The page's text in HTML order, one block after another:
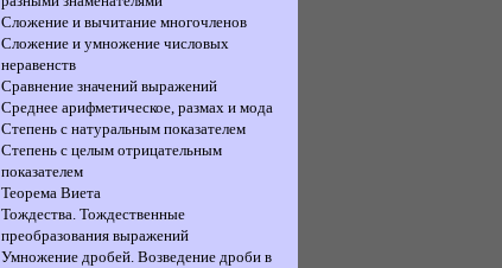
Сложение и вычитание многочленов
Сложение и умножение числовых
неравенств
Сравнение значений выражений
Среднее арифметическое, размах и мода
Степень с натуральным показателем
Степень с целым отрицательным
показателем
Теорема Виета
Тождества. Тождественные
преобразования выражений
Умножение дробей. Возведение дроби в